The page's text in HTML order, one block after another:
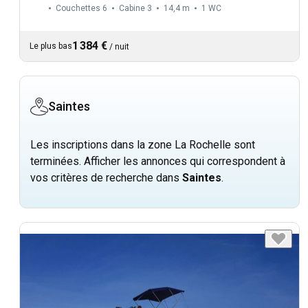
Couchettes 6 Cabine 3 14,4 m 1 WC
Le plus bas1 384 € / nuit
Saintes
Les inscriptions dans la zone La Rochelle sont
terminées. Afficher les annonces qui correspondent à
vos critères de recherche dans Saintes.